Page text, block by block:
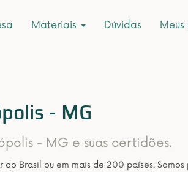
Materiais Dúvidas
- MG
- MG e suas certidões.
Brasil ou em mais de 200 países.